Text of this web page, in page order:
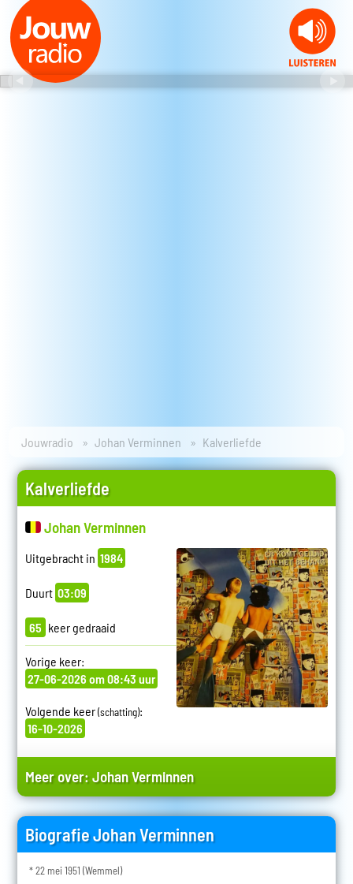
Jouwradio Johan Verminnen Kalverliefde
Kalverliefde
Johan Verminnen
Uitgebracht in 1984
Duurt 03:09
65 keer gedraaid
Vorige keer:
27-06-2026 om 08:43 uur
Volgende keer(schatting):
16-10-2026
Meer over:Johan Verminnen
Biografie Johan Verminnen
* 22 mei 1951 (Wemmel)